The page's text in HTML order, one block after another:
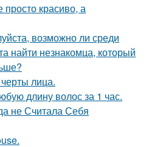
просто красиво, а
возможно ли среди
найти незнакомца, который
лица.
длину волос за 1 час.
не Считала Себя